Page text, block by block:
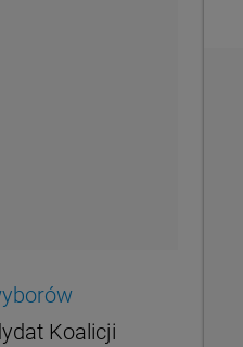
Koalicji